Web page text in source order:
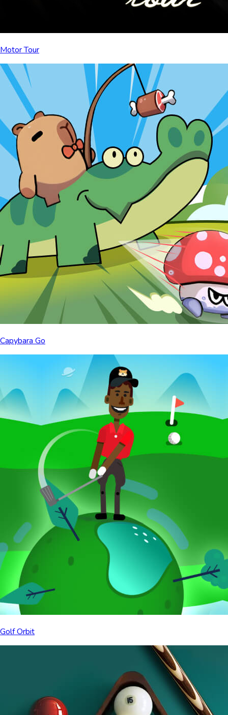
Motor Tour
Capybara Go
Golf Orbit